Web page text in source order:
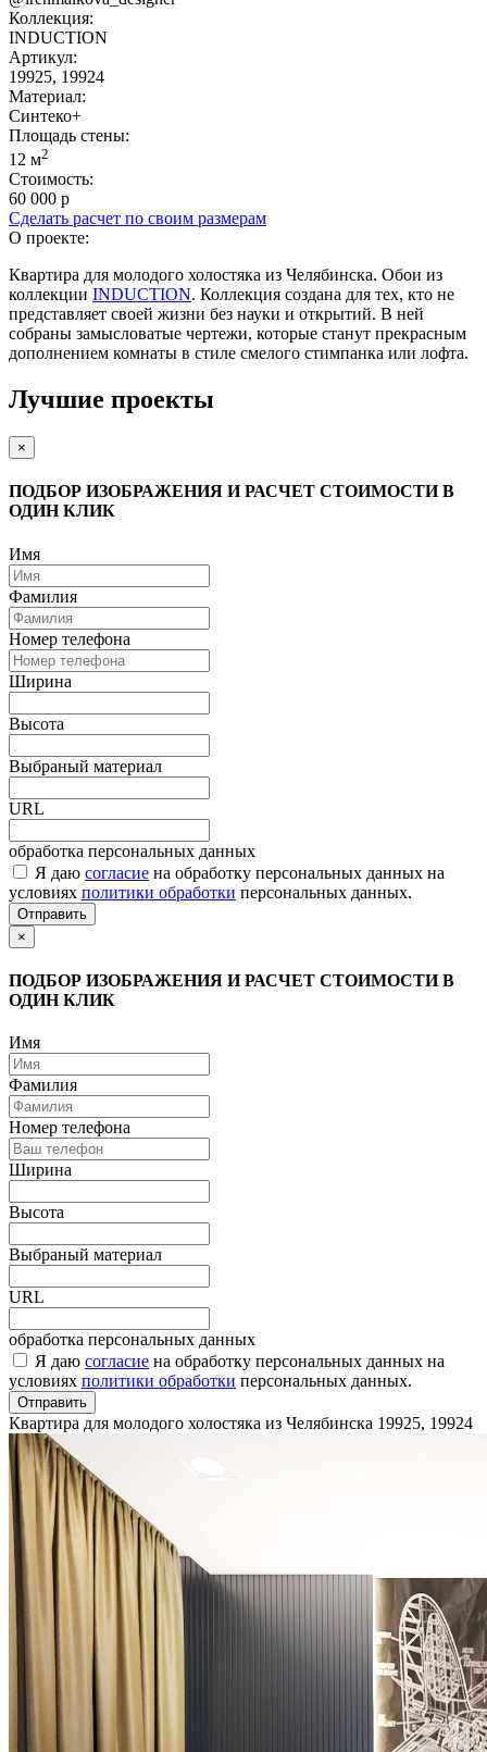
Коллекция:
INDUCTION
Артикул:
19925, 19924
Материал:
Синтеко+
Площадь cтены:
12 м2
Стоимость:
60 000 р
Сделать расчет по своим размерам
О проекте:
Квартира для молодого холостяка из Челябинска. Обои из
коллекции INDUCTION. Коллекция создана для тех, кто не
представляет своей жизни без науки и открытий. В ней
собраны замысловатые чертежи, которые станут прекрасным
дополнением комнаты в стиле смелого стимпанка или лофта.
Лучшие проекты
×
ПОДБОР ИЗОБРАЖЕНИЯ И РАСЧЕТ СТОИМОСТИ В
ОДИН КЛИК
Имя
Фамилия
Номер телефона
Ширина
Высота
Выбраный материал
URL
обработка персональных данных
Я даю согласие на обработку персональных данных на
условиях политики обработки персональных данных.
Отправить
×
ПОДБОР ИЗОБРАЖЕНИЯ И РАСЧЕТ СТОИМОСТИ В
ОДИН КЛИК
Имя
Фамилия
Номер телефона
Ширина
Высота
Выбраный материал
URL
обработка персональных данных
Я даю согласие на обработку персональных данных на
условиях политики обработки персональных данных.
Отправить
Квартира для молодого холостяка из Челябинска 19925, 19924